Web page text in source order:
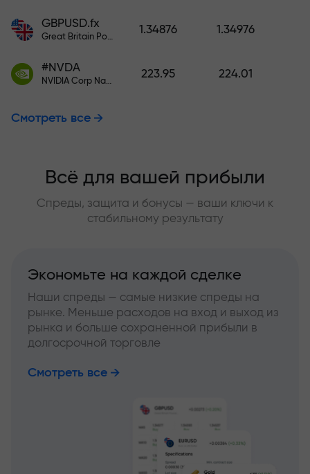
GBPUSD.fx
Great Britain Pound vs US Dollar
1.34876 1.34976
#NVDA
NVIDIA Corp Nasdaq Stock Exchange (Nasdaq) USD
223.95 224.01
Смотреть все
Всё для вашей прибыли
Спреды, защита и бонусы — ваши ключи к
стабильному результату
Экономьте на каждой сделке
Наши спреды — самые низкие спреды на
рынке. Меньше расходов на вход и выход из
рынка и больше сохраненной прибыли в
долгосрочной торговле
Смотреть все